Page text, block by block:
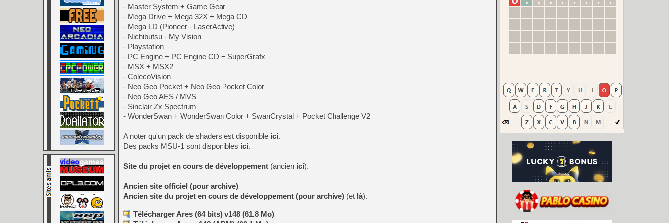
- Master System + Game Gear
- Mega Drive + Mega 32X + Mega CD
- Mega LD (Pioneer - LaserActive)
- Nichibutsu - My Vision
- Playstation
- PC Engine + PC Engine CD + SuperGrafx
- MSX + MSX2
- ColecoVision
- Neo Geo Pocket + Neo Geo Pocket Color
- Neo Geo AES / MVS
- Sinclair Zx Spectrum
- WonderSwan + WonderSwan Color + SwanCrystal + Pocket Challenge V2
A noter qu'un pack de shaders est disponible ici.
Des packs MSU-1 sont disponibles ici.
Site du projet en cours de développement (ancien ici).
Ancien site officiel (pour archive)
Ancien site du projet en cours de développement (pour archive) (et là).
Télécharger Ares (64 bits) v148 (61.8 Mo)